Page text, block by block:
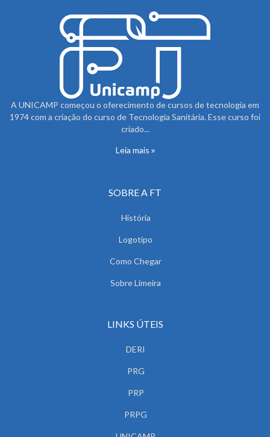
A UNICAMP começou o oferecimento de cursos de tecnologia em
1974 com a criação do curso de Tecnologia Sanitária. Esse curso foi
criado...
Leia mais
SOBRE A FT
História
Logotipo
Como Chegar
Sobre Limeira
LINKS ÚTEIS
DERI
PRG
PRP
PRPG